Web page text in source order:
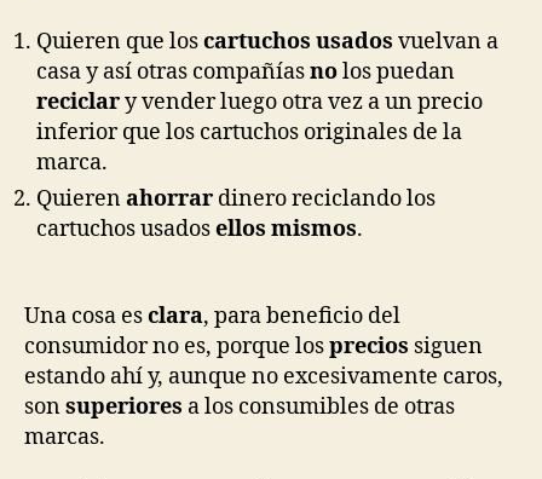
Quieren que loscartuchos usados vuelvan a
casa y así otras compañíasnolos puedan
reciclary vender luego otra vez a un precio
inferior que los cartuchos originales de la
marca.
Quierenahorrar dinero reciclando los
cartuchos usadosellos mismos.
Una cosa esclara, para beneficio del
consumidor no es, porque losprecios siguen
estando ahí y, aunque no excesivamente caros,
sonsuperiores a los consumibles de otras
marcas.